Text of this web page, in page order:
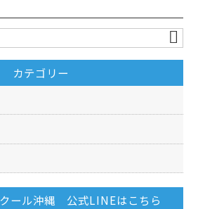
カテゴリー
ール沖縄 公式LINEはこちら